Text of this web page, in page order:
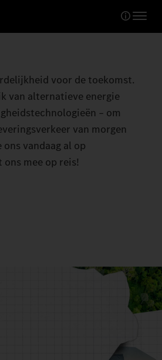
voor de toekomst.
van alternatieve energie
– om
van morgen
vandaag al op
ons mee op reis!